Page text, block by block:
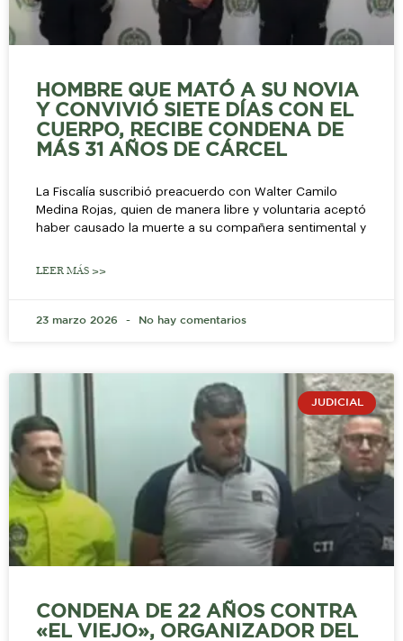
HOMBRE QUE MATÓ A SU NOVIA
Y CONVIVIÓ SIETE DÍAS CON EL
CUERPO, RECIBE CONDENA DE
MÁS 31 AÑOS DE CÁRCEL
La Fiscalía suscribió preacuerdo con Walter Camilo
Medina Rojas, quien de manera libre y voluntaria aceptó
haber causado la muerte a su compañera sentimental y
LEER MÁS >>
23 marzo 2026 No hay comentarios
JUDICIAL
CONDENA DE 22 AÑOS CONTRA
«EL VIEJO», ORGANIZADOR DEL